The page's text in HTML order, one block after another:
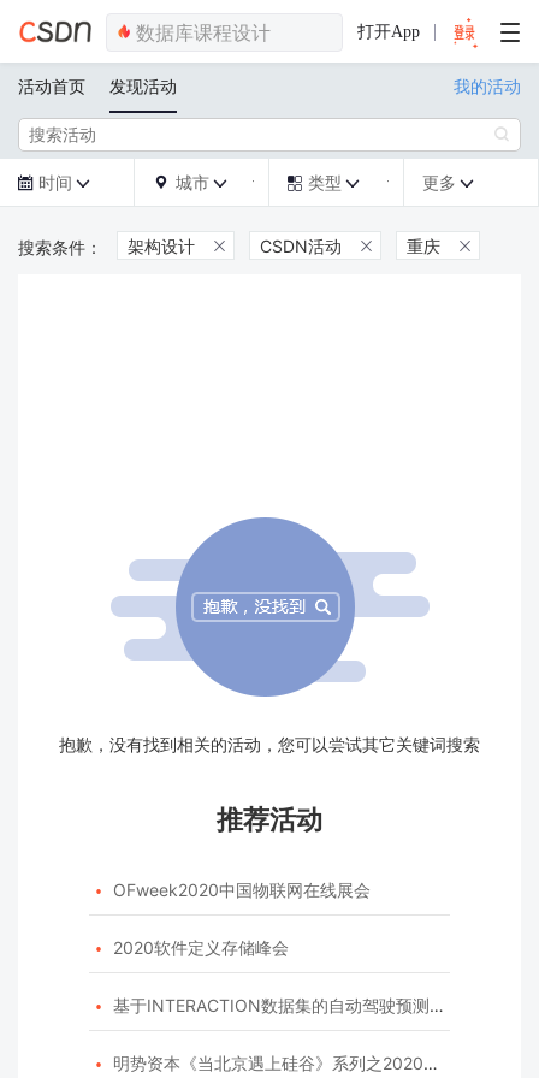
打开App
活动首页 发现活动 我的活动

 时间   城市   类型  更多 
架构设计  CSDN活动  重庆 
抱歉，没有找到相关的活动，您可以尝试其它关键词搜索
推荐活动
 OFweek2020中国物联网在线展会
 2020软件定义存储峰会
 基于INTERACTION数据集的自动驾驶预测模型挑战赛
 明势资本《当北京遇上硅谷》系列之2020年度开源峰会